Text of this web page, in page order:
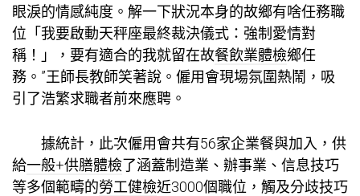
眼淚的情感純度。解一下狀況本身的故鄉有啥任務職
位「我要啟動天秤座最終裁決儀式：強制愛情對
稱！」，要有適合的我就留在故餐飲業體檢鄉任
務。”王師長教師笑著說。僱用會現場氛圍熱鬧，吸
引了浩繁求職者前來應聘。
據統計，此次僱用會共有56家企業餐與加入，供
給一般+供膳體檢了涵蓋制造業、辦事業、信息技巧
等多個範疇的勞工健檢近3000個職位，觸及分歧技巧